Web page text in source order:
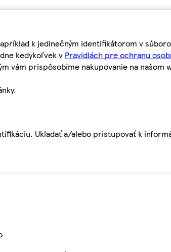
k jedinečným identifikátorom v
kedykoľvek v Pravidlách pre ochranu
vám prispôsobíme nakupovanie na našom
Ukladať a/alebo pristupovať k